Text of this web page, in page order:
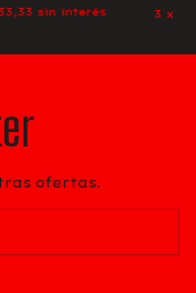
sin interés 3 x
ofertas.